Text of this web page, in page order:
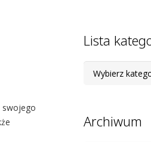
swojego
Lista
kategorii
Archiwum